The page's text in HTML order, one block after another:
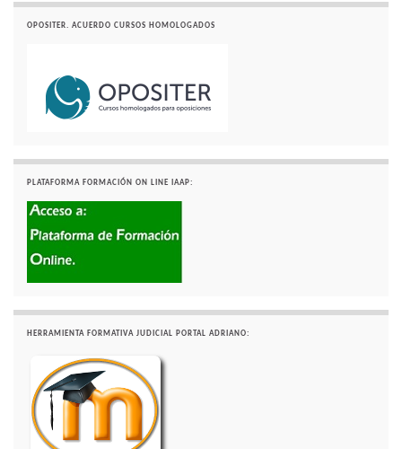
OPOSITER. ACUERDO CURSOS HOMOLOGADOS
PLATAFORMA FORMACIÓN ON LINE IAAP:
HERRAMIENTA FORMATIVA JUDICIAL PORTAL ADRIANO: